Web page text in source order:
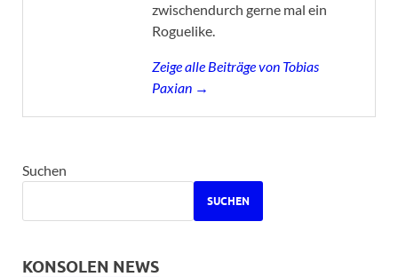
zwischendurch gerne mal ein
Roguelike.
Zeige alle Beiträge von Tobias
Paxian →
Suchen
SUCHEN
KONSOLEN NEWS